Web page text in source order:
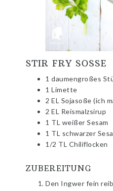
STIR FRY SOSSE
1 daumengroßes
1 Limette
2 EL Sojasoße (ich
2 EL Reismalzsirup
1 TL weißer Sesam
1 TL schwarzer
1/2 TL Chiliflocken
ZUBEREITUNG
Den Ingwer fein